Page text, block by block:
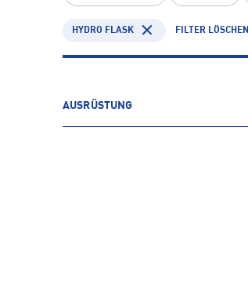
HYDRO FLASK FILTER LÖSCHEN
AUSRÜSTUNG